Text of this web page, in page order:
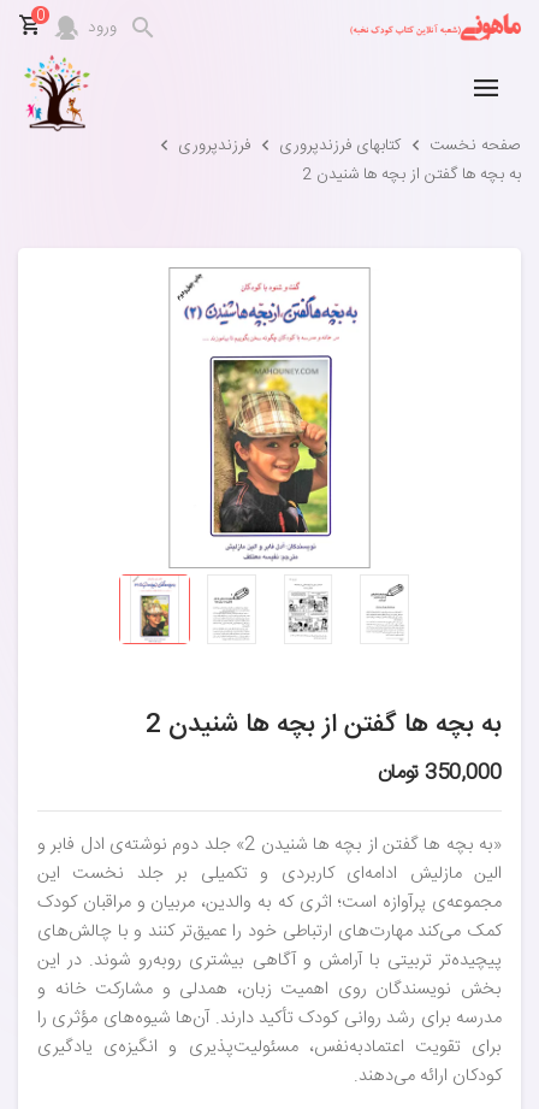
ورود 0
صفحه نخست کتابهای فرزندپروری
فرزندپروری
به بچه ها گفتن از بچه ها شنیدن 2
به بچه ها گفتن از بچه ها شنیدن 2
350,000 تومان
«به بچه ها گفتن از بچه ها شنیدن 2» جلد دوم نوشته‌ی ادل فابر و
الین مازلیش ادامه‌ای کاربردی و تکمیلی بر جلد نخست این
مجموعه‌ی پرآوازه است؛ اثری که به والدین، مربیان و مراقبان کودک
کمک می‌کند مهارت‌های ارتباطی خود را عمیق‌تر کنند و با چالش‌های
پیچیده‌تر تربیتی با آرامش و آگاهی بیشتری روبه‌رو شوند. در این
بخش نویسندگان روی اهمیت زبان، همدلی و مشارکت خانه و
مدرسه برای رشد روانی کودک تأکید دارند. آن‌ها شیوه‌های مؤثری را
برای تقویت اعتماد‌به‌نفس، مسئولیت‌پذیری و انگیزه‌ی یادگیری
کودکان ارائه می‌دهند.